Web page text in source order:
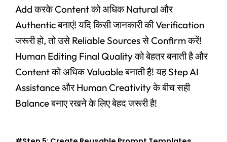
Add करके Content को अधिक Natural और
Authentic बनाएं! यदि किसी जानकारी की Verification
जरूरी हो, तो उसे Reliable Sources से Confirm करें!
Human Editing Final Quality को बेहतर बनाती है और
Content को अधिक Valuable बनाती है! यह Step AI
Assistance और Human Creativity के बीच सही
Balance बनाए रखने के लिए बेहद जरूरी है!